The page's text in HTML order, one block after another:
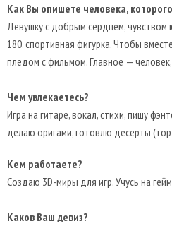
Как Вы опишете человека,
Девушку с добрым сердцем,
180, спортивная фигурка. Чтобы
пледом с фильмом. Главное — человек,
Чем увлекаетесь?
Игра на гитаре, вокал, стихи, пишу
делаю оригами, готовлю десерты
Кем работаете?
Создаю 3D-миры для игр. Учусь на
Каков Ваш девиз?